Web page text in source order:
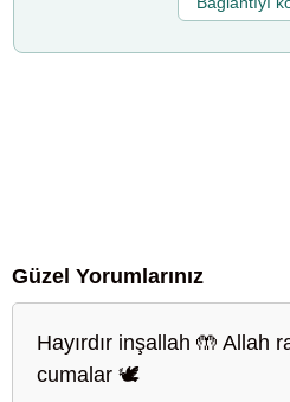
Güzel Yorumlarınız
Hayırdır inşallah 🤲 Allah
cumalar 🕊️